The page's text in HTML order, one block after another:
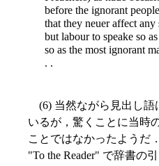
before the ignorant
that they neuer affect any
but labour to speake so
so as the most ignorant
. .
(6) 当然ながら見出し語
いるが，驚くことに当時
ことではなかったようだ
"To the Reader" で辞書の